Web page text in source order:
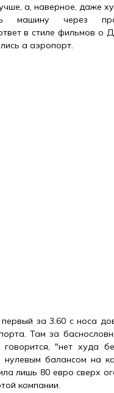
а, наверное, даже
машину через
в стиле фильмов о
а аэропорт.
за 3.60 с носа
Там за
"нет худа
балансом на
лишь 80 евро сверх
компании.